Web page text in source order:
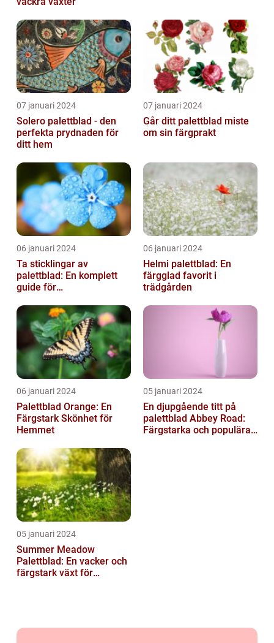
07 januari 2024
Solero palettblad - den
perfekta prydnaden för
ditt hem
07 januari 2024
Går ditt palettblad miste
om sin färgprakt
06 januari 2024
Ta sticklingar av
palettblad: En komplett
guide för
06 januari 2024
Helmi palettblad: En
färgglad favorit i
trädgården
06 januari 2024
Palettblad Orange: En
Färgstark Skönhet för
Hemmet
05 januari 2024
En djupgående titt på
palettblad Abbey Road:
Färgstarka och populära
05 januari 2024
Summer Meadow
Palettblad: En vacker och
färgstark växt för